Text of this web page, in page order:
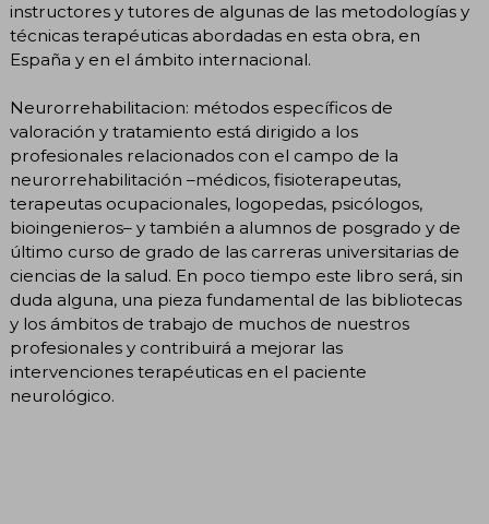
instructores y tutores de algunas de las metodologías y
técnicas terapéuticas abordadas en esta obra, en
España y en el ámbito internacional.
Neurorrehabilitacion: métodos específicos de
valoración y tratamiento está dirigido a los
profesionales relacionados con el campo de la
neurorrehabilitación –médicos, fisioterapeutas,
terapeutas ocupacionales, logopedas, psicólogos,
bioingenieros– y también a alumnos de posgrado y de
último curso de grado de las carreras universitarias de
ciencias de la salud. En poco tiempo este libro será, sin
duda alguna, una pieza fundamental de las bibliotecas
y los ámbitos de trabajo de muchos de nuestros
profesionales y contribuirá a mejorar las
intervenciones terapéuticas en el paciente
neurológico.